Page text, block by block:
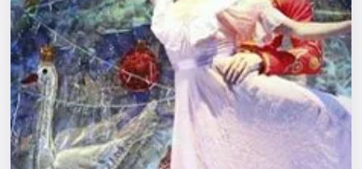
Города
Площадки
Артисты
Рейтинги